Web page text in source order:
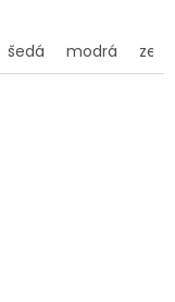
šedá modrá